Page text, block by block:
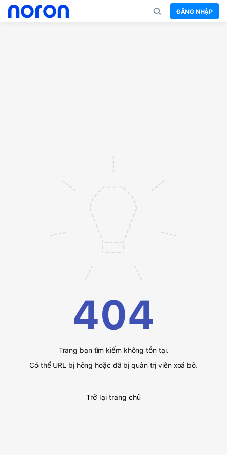
ĐĂNG NHẬP
404
Trang bạn tìm kiếm không tồn tại.
Có thể URL bị hỏng hoặc đã bị quản trị viên xoá bỏ.
Trở lại trang chủ